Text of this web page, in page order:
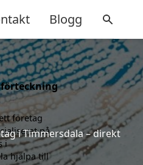
Blogg
i Timmersdala – direkt
företag
på
i
hjälpa till